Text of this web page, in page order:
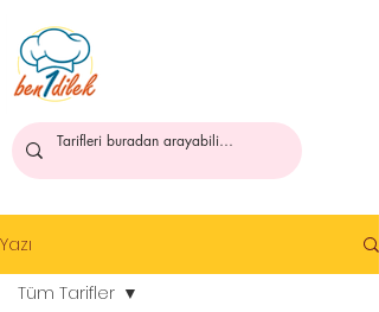
Yazı
Tüm Tarifler